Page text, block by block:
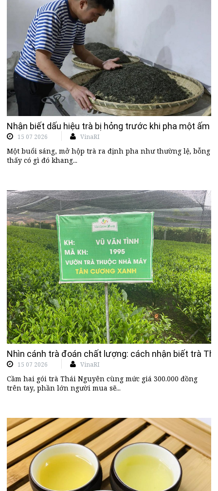
Nhận biết dấu hiệu trà bị hỏng trước khi pha một ấm
15 07 2026 VinaRI
Một buổi sáng, mở hộp trà ra định pha như thường lệ, bỗng
thấy có gì đó khang...
Nhìn cánh trà đoán chất lượng: cách nhận biết trà
15 07 2026 VinaRI
Cầm hai gói trà Thái Nguyên cùng mức giá 300.000 đồng
trên tay, phần lớn người mua sẽ...